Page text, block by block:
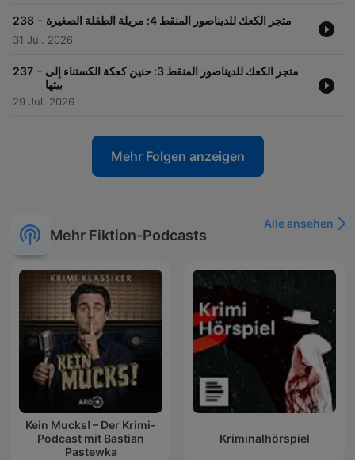
238 - متجر الكعك للديناصور المنقط 4: مريلة الطفلة الصغيرة
31 Jul. 2026
237 - متجر الكعك للديناصور المنقط 3: حنين كعكة الكستناء إلى
بيتها
29 Jul. 2026
Mehr Folgen anzeigen
Mehr Fiktion-Podcasts
Alle ansehen
Kein Mucks! – Der Krimi-
Podcast mit Bastian
Pastewka
Kriminalhörspiel